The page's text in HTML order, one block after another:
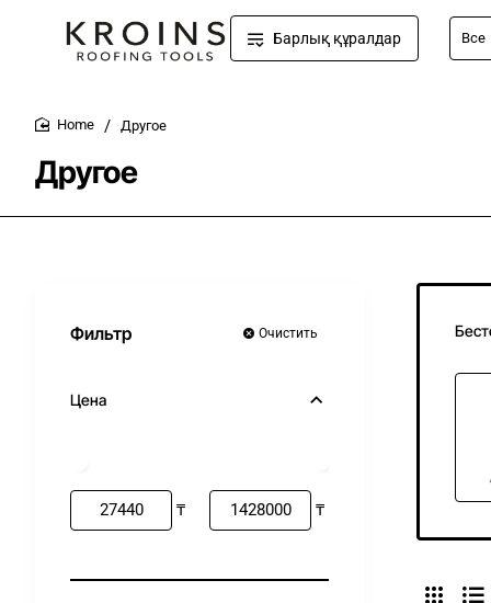
Барлық құралдар Все
Другое
Другое
Фильтр Очистить
Цена
₸ ₸